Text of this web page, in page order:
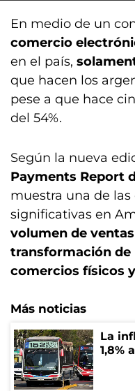
En medio de un
comercio
en el país,
que hacen los
pese a que hace
del 54%.
Según la nueva
Payments Report
muestra una de
significativas en
volumen de
transformación de
comercios físicos
Más noticias
La
1,8%